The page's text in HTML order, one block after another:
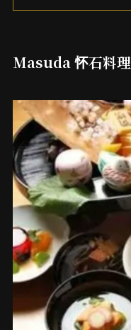
Masuda 怀石料理